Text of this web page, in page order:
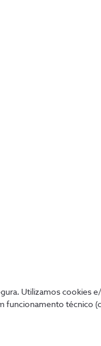
Utilizamos cookies
funcionamento técnico